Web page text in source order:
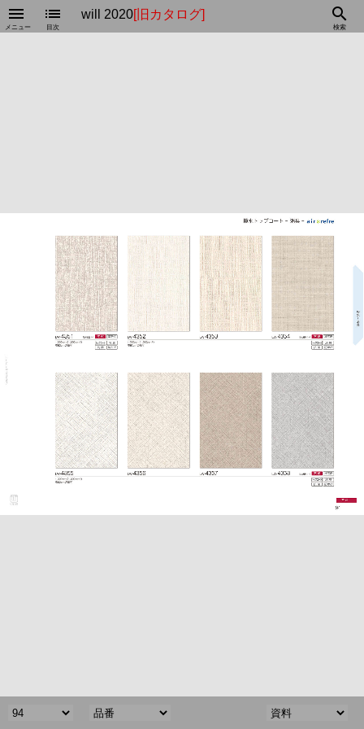
menu
メニュー
will 2020[旧カタログ]
list
目次
search
検索